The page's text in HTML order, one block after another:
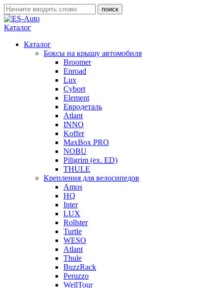
Каталог
Каталог
Боксы на крышу автомобиля
Broomer
Enroad
Lux
Cybort
Element
Евродеталь
Atlant
INNO
Koffer
MaxBox PRO
NOBU
Piligrim (ex. ED)
THULE
Крепления для велосипедов
Amos
HQ
Inter
LUX
Rollster
Turtle
WESO
Atlant
Thule
BuzzRack
Peruzzo
WellTour